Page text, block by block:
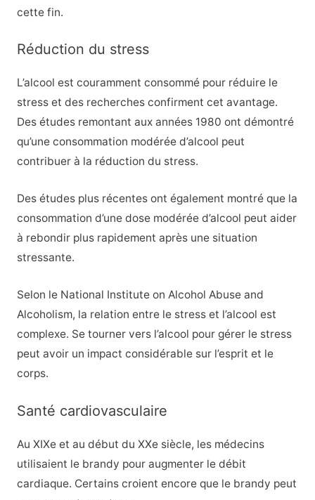
cette fin.
Réduction du stress
L’alcool est couramment consommé pour réduire le
stress et des recherches confirment cet avantage.
Des études remontant aux années 1980 ont démontré
qu’une consommation modérée d’alcool peut
contribuer à la réduction du stress.
Des études plus récentes ont également montré que la
consommation d’une dose modérée d’alcool peut aider
à rebondir plus rapidement après une situation
stressante.
Selon le National Institute on Alcohol Abuse and
Alcoholism, la relation entre le stress et l’alcool est
complexe. Se tourner vers l’alcool pour gérer le stress
peut avoir un impact considérable sur l’esprit et le
corps.
Santé cardiovasculaire
Au XIXe et au début du XXe siècle, les médecins
utilisaient le brandy pour augmenter le débit
cardiaque. Certains croient encore que le brandy peut